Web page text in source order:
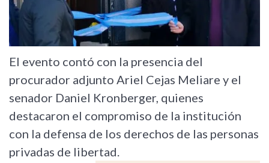
El evento contó con la presencia del
procurador adjunto Ariel Cejas Meliare y el
senador Daniel Kronberger, quienes
destacaron el compromiso de la institución
con la defensa de los derechos de las personas
privadas de libertad.